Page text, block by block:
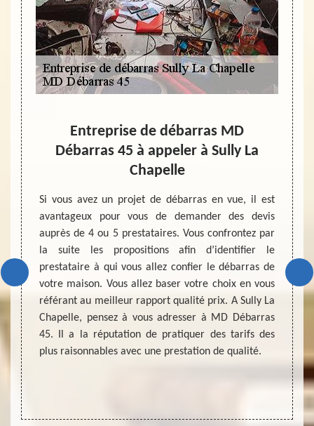
la
d’un
faire
le
de
de
une
Entreprise de débarras MD
Débarras 45 à appeler à Sully La
Chapelle
Si vous avez un projet de débarras en vue, il est
avantageux pour vous de demander des devis
auprès de 4 ou 5 prestataires. Vous confrontez par
la suite les propositions afin d’identifier le
prestataire à qui vous allez confier le débarras de
votre maison. Vous allez baser votre choix en vous
référant au meilleur rapport qualité prix. A Sully La
Chapelle, pensez à vous adresser à MD Débarras
45. Il a la réputation de pratiquer des tarifs des
plus raisonnables avec une prestation de qualité.
des
vous
d’un
nous